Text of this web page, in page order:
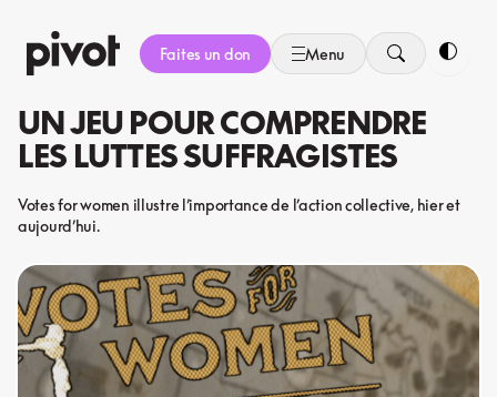
au
contenu
Faites un don Menu
UN JEU POUR COMPRENDRE
LES LUTTES SUFFRAGISTES
Votes for women illustre l’importance de l’action collective, hier et
aujourd’hui.